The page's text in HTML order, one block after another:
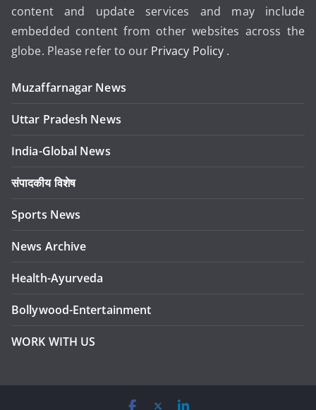
content and update services and may include
embedded content from other websites across the
globe. Please refer to our Privacy Policy .
Muzaffarnagar News
Uttar Pradesh News
India-Global News
संपादकीय विशेष
Sports News
News Archive
Health-Ayurveda
Bollywood-Entertainment
WORK WITH US